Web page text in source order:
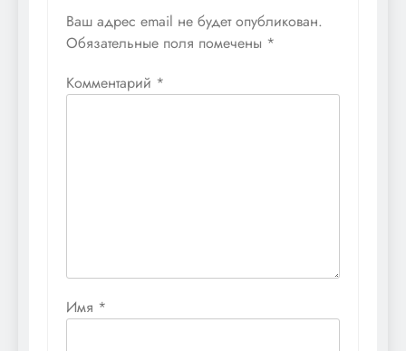
Ваш адрес email не будет опубликован.
Обязательные поля помечены *
Комментарий *
Имя *